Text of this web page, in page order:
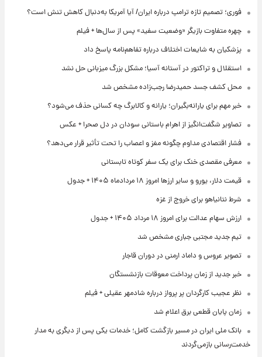
فوری؛ تصمیم تازه ترامپ درباره ایران/ آیا آمریکا به‌دنبال کاهش تنش است؟
چهره متفاوت بازیگر «وضعیت سفید» پس از سال‌ها + فیلم
پزشکیان به شایعات اختلاف درباره تفاهم‌نامه پاسخ داد
استقلال و تراکتور در آستانه آسیا؛ مشکل بزرگ میزبانی حل نشد
محل کشف جسد حمیدرضا رجب‌زاده مشخص شد
خبر مهم برای یارانه‌بگیران؛ یارانه و کالابرگ چه کسانی حذف می‌شود؟
تصاویر شگفت‌انگیز از اهرام باستانی سودان در دل صحرا + عکس
فشار اقتصادی مداوم چگونه مغز و اعصاب را تحت تأثیر قرار می‌دهد؟
معرفی مقصدی خنک برای یک سفر کوتاه تابستانی
قیمت دلار، یورو و سایر ارزها امروز ۱۸ مردادماه ۱۴۰۵ + جدول
شرط نتانیاهو برای خروج از غزه
ارزش سهام عدالت برای امروز ۱۸ مرداد ۱۴۰۵ + جدول
تیم جدید مجتبی جباری مشخص شد
تصویر عروس و داماد ارمنی در دوران قاجار
خبر جدید از زمان پرداخت معوقات بازنشستگان
نظر عجیب کارگردان پر پرواز درباره شادمهر عقیلی + فیلم
زمان پایان قطعی برق اعلام شد
بانک ملی ایران در مسیر بازگشت کامل؛ خدمات یکی پس از دیگری به مدار
خدمت‌رسانی بازمی‌گردند